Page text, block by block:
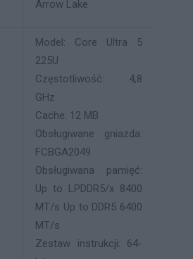
Arrow Lake
Model: Core Ultra 5
225U
Częstotliwość: 4,8
GHz
Cache: 12 MB
Obsługiwane gniazda:
FCBGA2049
Obsługiwana pamięć:
Up to LPDDR5/x 8400
MT/s Up to DDR5 6400
MT/s
Zestaw instrukcji: 64-